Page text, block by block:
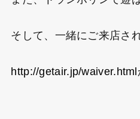
そして、一緒にご来店さ
http://getair.jp/waiver.html